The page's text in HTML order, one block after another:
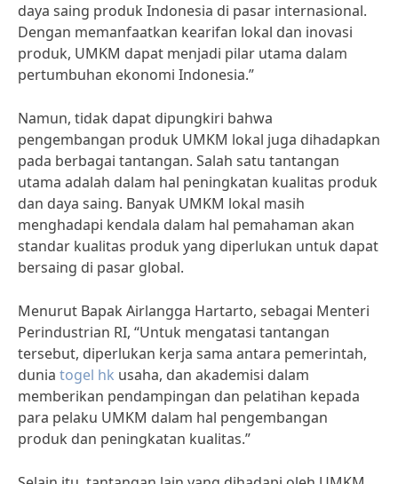
daya saing produk Indonesia di pasar internasional.
Dengan memanfaatkan kearifan lokal dan inovasi
produk, UMKM dapat menjadi pilar utama dalam
pertumbuhan ekonomi Indonesia.”
Namun, tidak dapat dipungkiri bahwa
pengembangan produk UMKM lokal juga dihadapkan
pada berbagai tantangan. Salah satu tantangan
utama adalah dalam hal peningkatan kualitas produk
dan daya saing. Banyak UMKM lokal masih
menghadapi kendala dalam hal pemahaman akan
standar kualitas produk yang diperlukan untuk dapat
bersaing di pasar global.
Menurut Bapak Airlangga Hartarto, sebagai Menteri
Perindustrian RI, “Untuk mengatasi tantangan
tersebut, diperlukan kerja sama antara pemerintah,
dunia togel hk usaha, dan akademisi dalam
memberikan pendampingan dan pelatihan kepada
para pelaku UMKM dalam hal pengembangan
produk dan peningkatan kualitas.”